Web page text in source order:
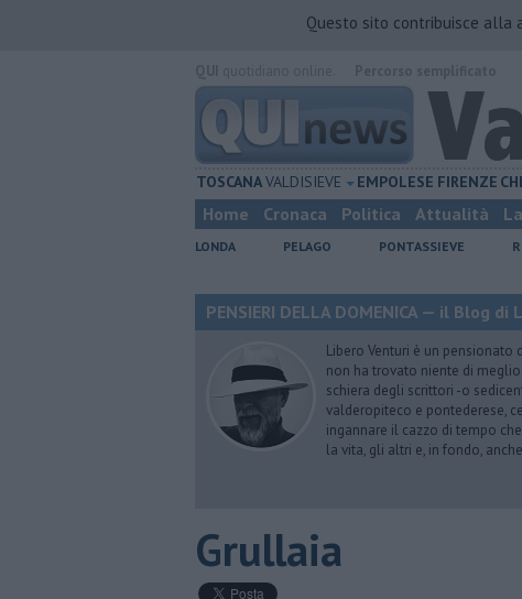
Questo sito contribuisce alla
TOSCANAVALDISIEVE EMPOLESE FIRENZE
Home Cronaca Politica Attualità
LONDA PELAGO PONTASSIEVE
PENSIERI DELLA DOMENICA — il Blog
Libero Venturi è un
non ha trovato niente di
schiera degli scrittori -o
valderopiteco e pontederese,
ingannare il cazzo di tempo
la vita, gli altri e, in fondo,
Grullaia